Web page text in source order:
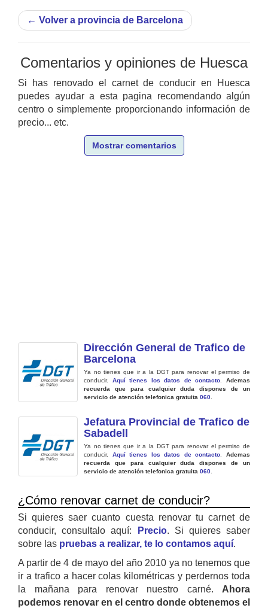
← Volver a provincia de Barcelona
Comentarios y opiniones de Huesca
Si has renovado el carnet de conducir en Huesca
puedes ayudar a esta pagina recomendando algún
centro o simplemente proporcionando información de
precio... etc.
Mostrar comentarios
Dirección General de Trafico de
Barcelona
Ya no tienes que ir a la DGT para renovar el permiso de
conducir. Aquí tienes los datos de contacto .Ademas
recuerda que para cualquier duda dispones de un
servicio de atención telefonica gratuita 060
Jefatura Provincial de Trafico de
Sabadell
Ya no tienes que ir a la DGT para renovar el permiso de
conducir. Aquí tienes los datos de contacto .Ademas
recuerda que para cualquier duda dispones de un
servicio de atención telefonica gratuita 060
¿Cómo renovar carnet de conducir?
Si quieres saer cuanto cuesta renovar tu carnet de
conducir, consultalo aquí:
Precio. Si quieres saber
sobre las pruebas a realizar, te lo contamos aquí.
A partir de 4 de mayo del año 2010 ya no tenemos que
ir a trafico a hacer colas kilométricas y perdernos toda
la mañana para renovar nuestro carné. Ahora
podemos renovar en el centro donde obtenemos el